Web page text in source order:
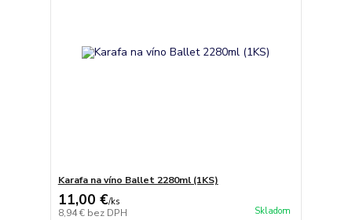
Karafa na víno Ballet 2280ml (1KS)
11,00 €/ks
8,94 € bez DPH Skladom